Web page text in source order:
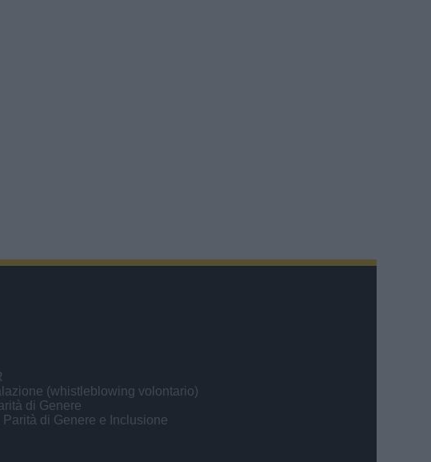
(whistleblowing volontario)
di Genere
di Genere e Inclusione